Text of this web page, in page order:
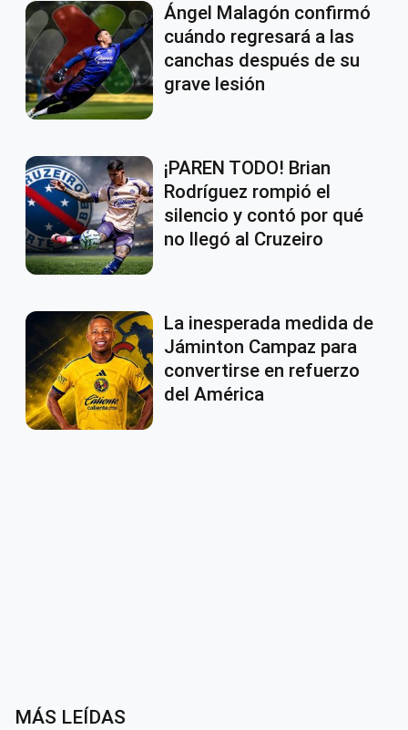
Ángel Malagón confirmó
cuándo regresará a las
canchas después de su
grave lesión
¡PAREN TODO! Brian
Rodríguez rompió el
silencio y contó por qué
no llegó al Cruzeiro
La inesperada medida de
Jáminton Campaz para
convertirse en refuerzo
del América
MÁS LEÍDAS